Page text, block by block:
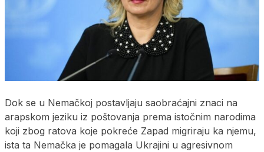
Dok se u Nemačkoj postavljaju saobraćajni znaci na
arapskom jeziku iz poštovanja prema istočnim narodima
koji zbog ratova koje pokreće Zapad migriraju ka njemu,
ista ta Nemačka je pomagala Ukrajini u agresivnom